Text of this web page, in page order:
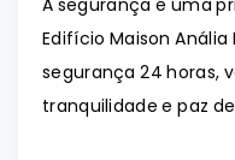
A segurança é uma
Edifício Maison
segurança 24 horas,
tranquilidade e paz